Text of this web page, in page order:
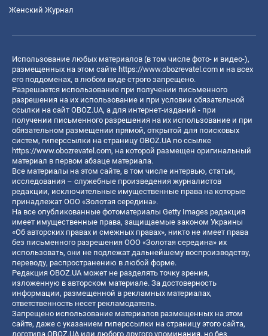
Женский Журнал
Использование любых материалов (в том числе фото- и видео-),
размещенных на этом сайте https://www.obozrevatel.com и на всех
его поддоменах, в любом виде строго запрещено.
Разрешается использование при получении письменного
разрешения на их использование и при условии обязательной
ссылки на сайт OBOZ.UA, а для интернет-изданий - при
получении письменного разрешения на их использование и при
обязательном размещении прямой, открытой для поисковых
систем, гиперссылки на страницу OBOZ.UA по ссылке
https://www.obozrevatel.com, на которой размещен оригинальный
материал в первом абзаце материала.
Все материалы на этом сайте, в том числе интервью, статьи,
исследования – служебные произведения журналистов
редакции, исключительные имущественные права на которые
принадлежат ООО «Золотая середина».
На все опубликованные фотоматериалы Getty Images редакция
имеет имущественные права, защищаемые законом Украины
«Об авторских правах и смежных правах», никто не имеет права
без письменного разрешения ООО «Золотая середина» их
использовать, они не подлежат дальнейшему воспроизводству,
переводу, распространению в любой форме.
Редакция OBOZ.UA может не разделять точку зрения,
изложенную в авторском материале. За достоверность
информации, размещенной в рекламных материалах,
ответственность несет рекламодатель.
Запрещено использование материалов размещенных на этом
сайте, даже с указанием гиперссылки на страницу этого сайта,
логотипа OBOZ.UA или любого другого упоминания, но без